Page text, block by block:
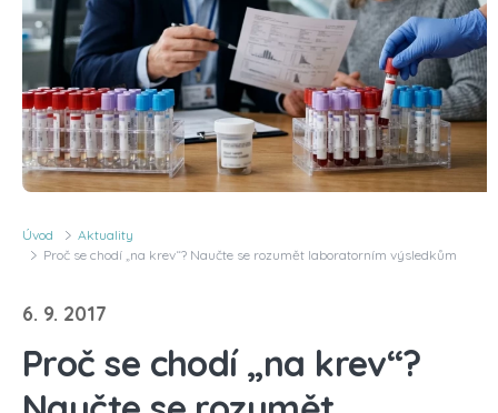
Úvod
Aktuality
Proč se chodí „na krev“? Naučte se rozumět laboratorním výsledkům
6. 9. 2017
Proč se chodí „na krev“?